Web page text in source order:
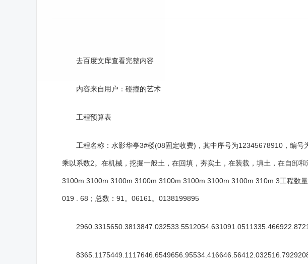
去百度文库查看完整内容
内容来自用户：碰撞的艺术
工程预算表
工程名称：水影华亭3#楼(08固定收费)，其中序号为12345678910，编号
乘以系数2。在机械，挖掘一般土，在回填，夯实土，在装载，填土，在自卸
3100m 3100m 3100m 3100m 3100m 3100m 3100m 3100m 310m 3工程数
019 . 68；总数：91。06161。0138199895